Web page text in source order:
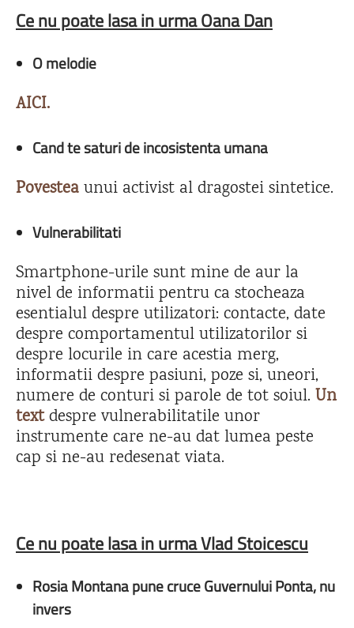
Ce nu poate lasa in urma Oana Dan
O melodie
AICI.
Cand te saturi de incosistenta umana
Povesteaunui activist al dragostei sintetice.
Vulnerabilitati
Smartphone-urile sunt mine de aur la
nivel de informatii pentru ca stocheaza
esentialul despre utilizatori: contacte, date
despre comportamentul utilizatorilor si
despre locurile in care acestia merg,
informatii despre pasiuni, poze si, uneori,
numere de conturi si parole de tot soiul. Un
textdespre vulnerabilitatile unor
instrumente care ne-au dat lumea peste
cap si ne-au redesenat viata.
Ce nu poate lasa in urma Vlad Stoicescu
Rosia Montana pune cruce Guvernului Ponta, nu
invers